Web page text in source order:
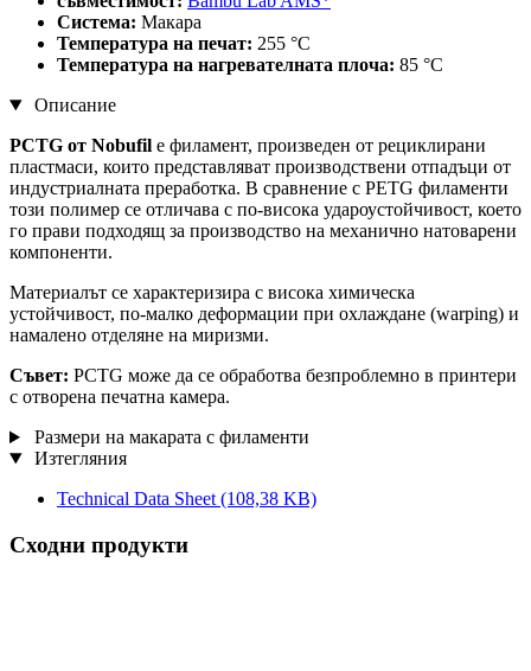
Система: Макара
Температура на печат: 255 °C
Температура на нагревателната плоча: 85 °C
Описание
PCTG от Nobufil е филамент, произведен от рециклирани
пластмаси, които представляват производствени отпадъци от
индустриалната преработка. В сравнение с PETG филаменти
този полимер се отличава с по-висока удароустойчивост, което
го прави подходящ за производство на механично натоварени
компоненти.
Материалът се характеризира с висока химическа
устойчивост, по-малко деформации при охлаждане (warping) и
намалено отделяне на миризми.
Съвет: PCTG може да се обработва безпроблемно в принтери
с отворена печатна камера.
Размери на макарата с филаменти
Изтегляния
Technical Data Sheet (108,38 KB)
Сходни продукти